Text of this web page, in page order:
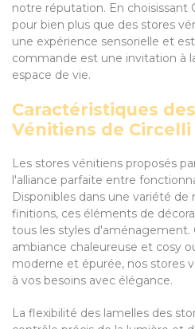
notre réputation. En choisissant
pour bien plus que des stores
une expérience sensorielle et
commande est une invitation à
espace de vie.
Caractéristiques
Vénitiens de
Les stores vénitiens proposés
l'alliance parfaite entre
Disponibles dans une variété
finitions, ces éléments de
tous les styles d'aménagement.
ambiance chaleureuse et cosy
moderne et épurée, nos stores
à vos besoins avec élégance.
La flexibilité des lamelles des